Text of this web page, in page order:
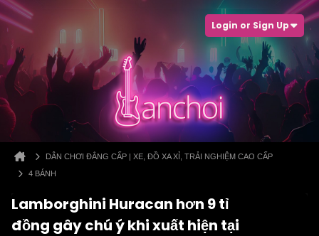
Login or Sign Up
DÂN CHƠI ĐẲNG CẤP | XE, ĐỒ XA XỈ, TRẢI NGHIỆM CAO CẤP
4 BÁNH
Lamborghini Huracan hơn 9 tỉ
đồng gây chú ý khi xuất hiện tại